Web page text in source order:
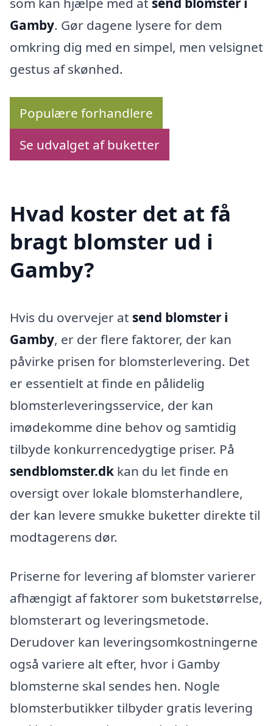
Gamby. Gør dagene lysere for dem
omkring dig med en simpel, men velsignet
gestus af skønhed.
Populære forhandlere
Se udvalget af buketter
Hvad koster det at få
bragt blomster ud i
Gamby?
Hvis du overvejer at send blomster i
Gamby, er der flere faktorer, der kan
påvirke prisen for blomsterlevering. Det
er essentielt at finde en pålidelig
blomsterleveringsservice, der kan
imødekomme dine behov og samtidig
tilbyde konkurrencedygtige priser. På
sendblomster.dk kan du let finde en
oversigt over lokale blomsterhandlere,
der kan levere smukke buketter direkte til
modtagerens dør.
Priserne for levering af blomster varierer
afhængigt af faktorer som buketstørrelse,
blomsterart og leveringsmetode.
Derudover kan leveringsomkostningerne
også variere alt efter, hvor i Gamby
blomsterne skal sendes hen. Nogle
blomsterbutikker tilbyder gratis levering